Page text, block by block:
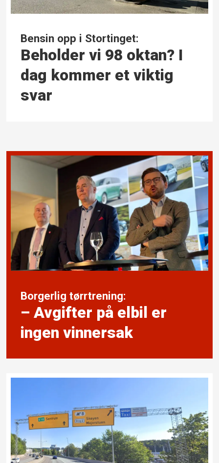
Bensin opp i Stortinget:
Beholder vi 98 oktan? I
dag kommer et viktig
svar
Borgerlig tørrtrening:
– Avgifter på elbil er
ingen vinnersak